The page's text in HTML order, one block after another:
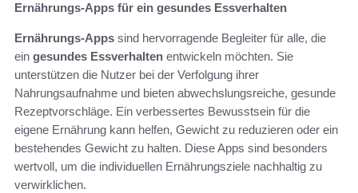
Ernährungs-Apps für ein gesundes Essverhalten
Ernährungs-Apps sind hervorragende Begleiter für alle, die
ein gesundes Essverhalten entwickeln möchten. Sie
unterstützen die Nutzer bei der Verfolgung ihrer
Nahrungsaufnahme und bieten abwechslungsreiche, gesunde
Rezeptvorschläge. Ein verbessertes Bewusstsein für die
eigene Ernährung kann helfen, Gewicht zu reduzieren oder ein
bestehendes Gewicht zu halten. Diese Apps sind besonders
wertvoll, um die individuellen Ernährungsziele nachhaltig zu
verwirklichen.